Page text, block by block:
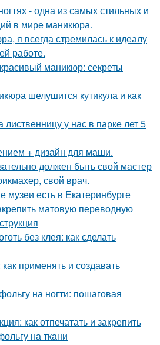
- одна из самых стильных и
в мире маникюра.
я всегда стремилась к идеалу
работе.
маникюр: секреты
шелушится кутикула и как
у нас в парке лет 5
+ дизайн для маши.
должен быть свой мастер
свой врач.
музеи есть в Екатеринбурге
матовую переводную
без клея: как сделать
применять и создавать
на ногти: пошаговая
как отпечатать и закрепить
на ткани